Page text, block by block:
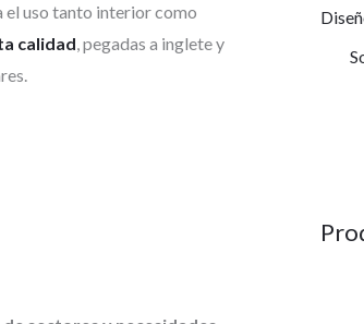
el uso tanto interior como
calidad, pegadas a inglete y